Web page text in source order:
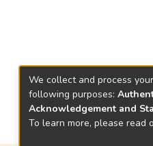
We collect and process
following purposes:
Acknowledgement and
To learn more, please read